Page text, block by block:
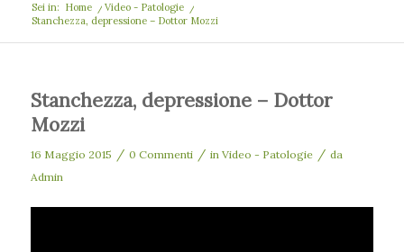
Sei in: Home / Video - Patologie
/
Stanchezza, depressione – Dottor Mozzi
Stanchezza, depressione – Dottor
Mozzi
16 Maggio 2015 / 0 Commenti / in Video - Patologie / da
Admin